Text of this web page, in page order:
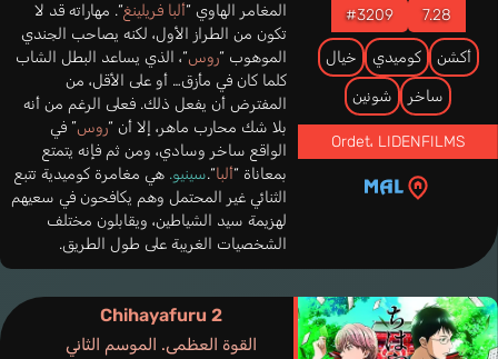
7.28
#3209
أكشن كوميدي خيال
ساخر شونين
Ordet، LIDENFILMS
المغامر الهاوي “ألبا فريلينغ“. مهاراته قد لا
تكون من الطراز الأول، لكنه يصاحب الجندي
الموهوب “روس“، الذي يساعد البطل الشاب
كلما كان في مأزق… أو على الأقل، من
المفترض أن يفعل ذلك. فعلى الرغم من أنه
بلا شك محارب ماهر، إلا أن “روس” في
الواقع ساخر وسادي، ومن ثم فإنه يتمتع
بمعاناة “ألبا“.سينيو. هي مغامرة كوميدية تتبع
الثنائي غير المحتمل وهم يكافحون في سعيهم
لهزيمة سيد الشياطين، ويقابلون مختلف
الشخصيات الغريبة على طول الطريق.
Chihayafuru 2
القوة العظمى. الموسم الثاني